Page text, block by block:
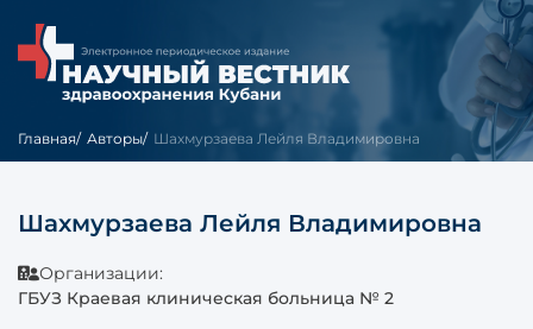
Главная Авторы Шахмурзаева Лейля Владимировна
Шахмурзаева Лейля Владимировна
Организации:
ГБУЗ Краевая клиническая больница № 2